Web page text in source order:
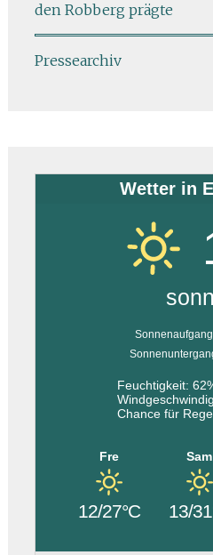
den Robberg prägte
Pressearchiv
Wetter in
Feuchtigkeit:
Chance für
Fre
12/27°C
Sam
13/